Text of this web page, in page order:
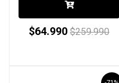
$64.990 $259.990